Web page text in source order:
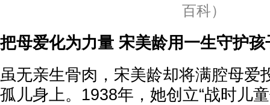
百科）
把母爱化为力量 宋美龄用一生守护孩
虽无亲生骨肉，宋美龄却将满腔母爱
孤儿身上。1938年，她创立“战时儿